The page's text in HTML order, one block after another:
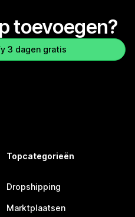
toevoegen?
3 dagen gratis
Topcategorieën
Dropshipping
Marktplaatsen